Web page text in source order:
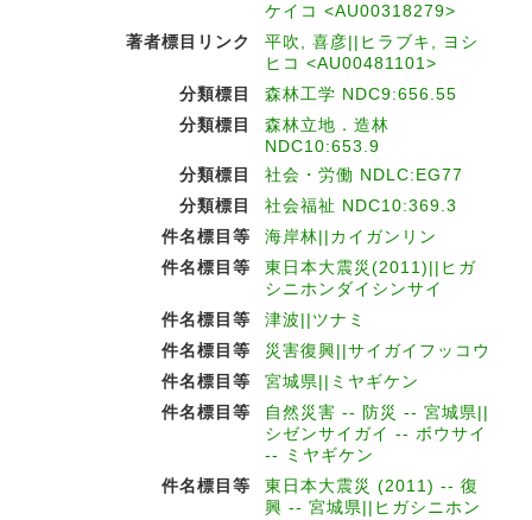
ケイコ <AU00318279>
著者標目リンク
平吹, 喜彦||ヒラブキ, ヨシ
ヒコ <AU00481101>
分類標目
森林工学 NDC9:656.55
分類標目
森林立地．造林
NDC10:653.9
分類標目
社会・労働 NDLC:EG77
分類標目
社会福祉 NDC10:369.3
件名標目等
海岸林||カイガンリン
件名標目等
東日本大震災(2011)||ヒガ
シニホンダイシンサイ
件名標目等
津波||ツナミ
件名標目等
災害復興||サイガイフッコウ
件名標目等
宮城県||ミヤギケン
件名標目等
自然災害 -- 防災 -- 宮城県||
シゼンサイガイ -- ボウサイ
-- ミヤギケン
件名標目等
東日本大震災 (2011) -- 復
興 -- 宮城県||ヒガシニホン